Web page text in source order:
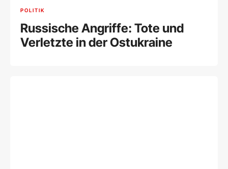
POLITIK
Russische Angriffe: Tote und
Verletzte in der Ostukraine